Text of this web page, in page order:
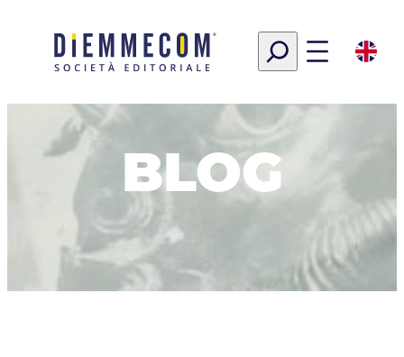
contenuto
Search
BLOG